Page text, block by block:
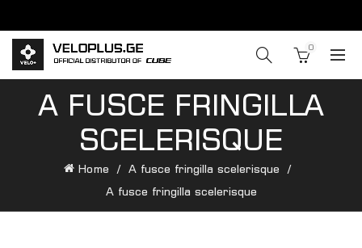
0
A FUSCE FRINGILLA
SCELERISQUE
Home
A fusce fringilla scelerisque
A fusce fringilla scelerisque